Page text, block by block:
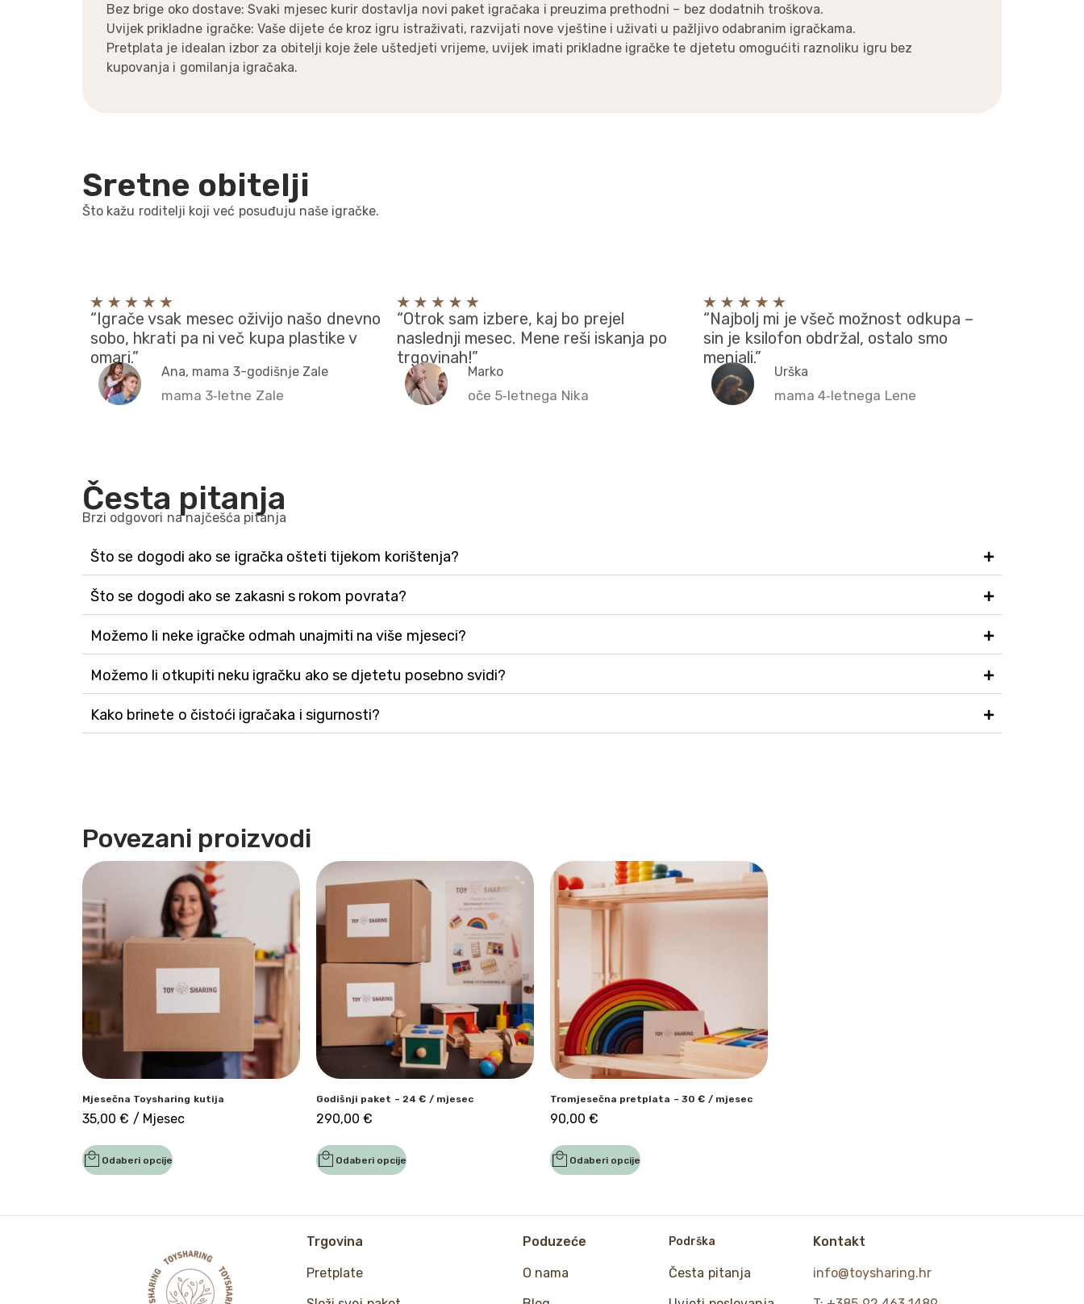
Bez brige oko dostave: Svaki mjesec kurir dostavlja novi paket igračaka i preuzima prethodni – bez dodatnih troškova.
Uvijek prikladne igračke: Vaše dijete će kroz igru istraživati, razvijati nove vještine i uživati u pažljivo odabranim igračkama.
Pretplata je idealan izbor za obitelji koje žele uštedjeti vrijeme, uvijek imati prikladne igračke te djetetu omogućiti raznoliku igru bez
kupovanja i gomilanja igračaka.
Sretne obitelji
Što kažu roditelji koji već posuđuju naše igračke.
“Igrače vsak mesec oživijo našo dnevno
sobo, hkrati pa ni več kupa plastike v
omari.”
Ana, mama 3-godišnje Zale
mama 3‑letne Zale
“Otrok sam izbere, kaj bo prejel
naslednji mesec. Mene reši iskanja po
trgovinah!”
Marko
oče 5‑letnega Nika
“Najbolj mi je všeč možnost odkupa –
sin je ksilofon obdržal, ostalo smo
menjali.”
Urška
mama 4‑letnega Lene
Česta pitanja
Brzi odgovori na najčešća pitanja
Što se dogodi ako se igračka ošteti tijekom korištenja?
Što se dogodi ako se zakasni s rokom povrata?
Možemo li neke igračke odmah unajmiti na više mjeseci?
Možemo li otkupiti neku igračku ako se djetetu posebno svidi?
Kako brinete o čistoći igračaka i sigurnosti?
Povezani proizvodi
Mjesečna Toysharing kutija
35,00€ / Mjesec
Odaberi opcije
Godišnji paket – 24 € / mjesec
290,00€
Odaberi opcije
Tromjesečna pretplata – 30 € / mjesec
90,00€
Odaberi opcije
Trgovina
Pretplate
Poduzeće
O nama
Podrška
Česta pitanja
Kontakt
info@toysharing.hr